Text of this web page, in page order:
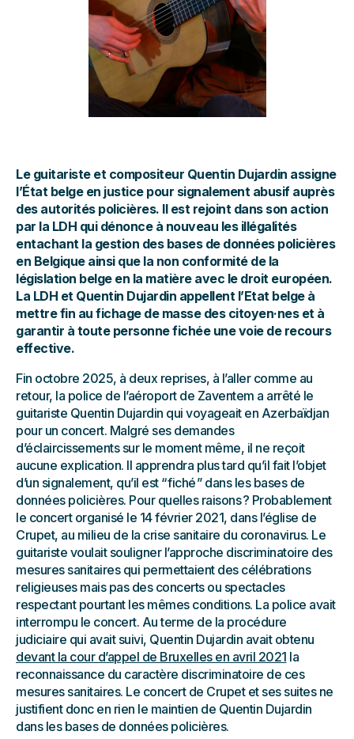
Le guitariste et compositeur Quentin Dujardin assigne
l’État belge en justice pour signalement abusif auprès
des autorités policières. Il est rejoint dans son action
par la LDH qui dénonce à nouveau les illégalités
entachant la gestion des bases de données policières
en Belgique ainsi que la non conformité de la
législation belge en la matière avec le droit européen.
La LDH et Quentin Dujardin appellent l’Etat belge à
mettre fin au fichage de masse des citoyen·nes et à
garantir à toute personne fichée une voie de recours
effective.
Fin octobre 2025, à deux reprises, à l’aller comme au
retour, la police de l’aéroport de Zaventem a arrêté le
guitariste Quentin Dujardin qui voyageait en Azerbaïdjan
pour un concert. Malgré ses demandes
d’éclaircissements sur le moment même, il ne reçoit
aucune explication. Il apprendra plus tard qu’il fait l’objet
d’un signalement, qu’il est “ fiché ” dans les bases de
données policières. Pour quelles raisons ? Probablement
le concert organisé le 14 février 2021, dans l’église de
Crupet, au milieu de la crise sanitaire du coronavirus. Le
guitariste voulait souligner l’approche discriminatoire des
mesures sanitaires qui permettaient des célébrations
religieuses mais pas des concerts ou spectacles
respectant pourtant les mêmes conditions. La police avait
interrompu le concert. Au terme de la procédure
judiciaire qui avait suivi, Quentin Dujardin avait obtenu
devant la cour d’appel de Bruxelles en avril 2021 la
reconnaissance du caractère discriminatoire de ces
mesures sanitaires. Le concert de Crupet et ses suites ne
justifient donc en rien le maintien de Quentin Dujardin
dans les bases de données policières.